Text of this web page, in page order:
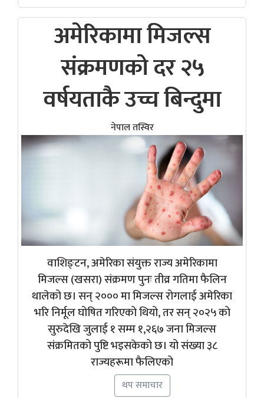
अमेरिकामा मिजल्स
संक्रमणको दर २५
वर्षयताकै उच्च बिन्दुमा
नेपाल तस्विर
वाशिङ्टन, अमेरिका संयुक्त राज्य अमेरिकामा
मिजल्स (खसरा) संक्रमण पुनः तीव्र गतिमा फैलिन
थालेको छ। सन् २००० मा मिजल्स रोगलाई अमेरिका
भरि निर्मूल घोषित गरिएको थियो, तर सन् २०२५ को
सुरुदेखि जुलाई १ सम्म १,२६७ जना मिजल्स
संक्रमितको पुष्टि भइसकेको छ। यो संख्या ३८
राज्यहरूमा फैलिएको
थप समाचार